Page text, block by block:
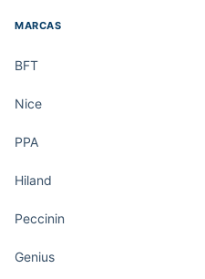
MARCAS
BFT
Nice
PPA
Hiland
Peccinin
Genius